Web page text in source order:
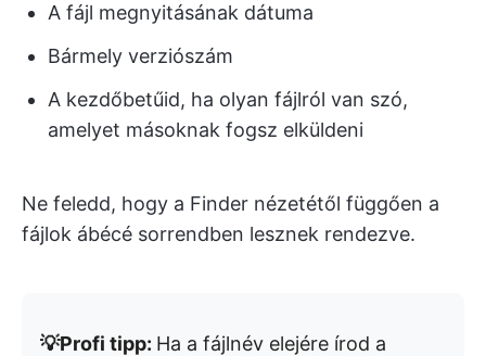
A fájl megnyitásának dátuma
Bármely verziószám
A kezdőbetűid, ha olyan fájlról van szó,
amelyet másoknak fogsz elküldeni
Ne feledd, hogy a Finder nézetétől függően a
fájlok ábécé sorrendben lesznek rendezve.
💡Profi tipp: Ha a fájlnév elejére írod a